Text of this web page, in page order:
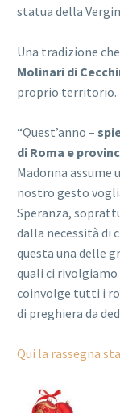
statua della
Una tradizione
Molinari di
proprio territorio.
“Quest’anno –
di Roma e
Madonna assume
nostro gesto
Speranza,
dalla necessità di
questa una delle
quali ci rivolgiamo
coinvolge tutti i
di preghiera da
Qui la rassegna